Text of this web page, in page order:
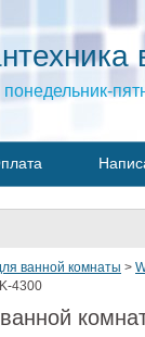
ванной комнаты >
4300